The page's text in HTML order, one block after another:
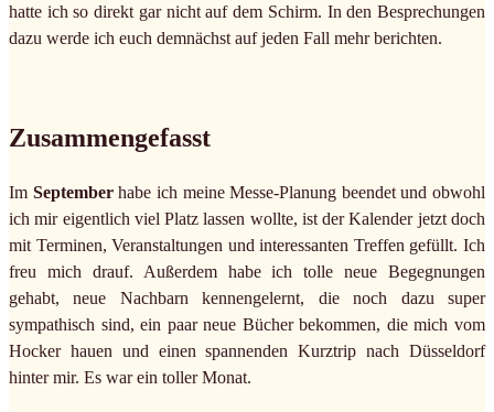
hatte ich so direkt gar nicht auf dem Schirm. In den Besprechungen
dazu werde ich euch demnächst auf jeden Fall mehr berichten.
Zusammengefasst
Im Septemberhabe ich meine Messe-Planung beendet und obwohl
ich mir eigentlich viel Platz lassen wollte, ist der Kalender jetzt doch
mit Terminen, Veranstaltungen und interessanten Treffen gefüllt. Ich
freu mich drauf. Außerdem habe ich tolle neue Begegnungen
gehabt, neue Nachbarn kennengelernt, die noch dazu super
sympathisch sind, ein paar neue Bücher bekommen, die mich vom
Hocker hauen und einen spannenden Kurztrip nach Düsseldorf
hinter mir. Es war ein toller Monat.